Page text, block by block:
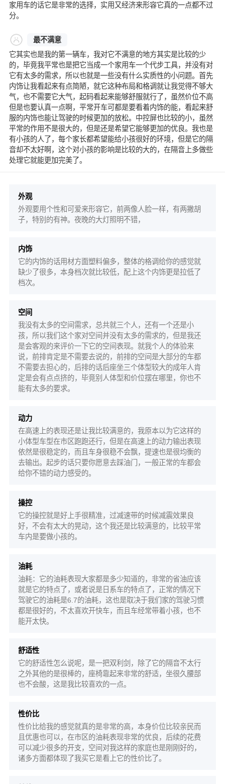
家用车的话它是非常的选择，实用又经济来形容它真的一点都不过
分。
最不满意
它其实也是我的第一辆车，我对它不满意的地方其实是比较的少
的，毕竟我平常也是把它当成一个家用车一个代步工具，并没有对
它有太多的需求，所以也就是一些没有什么实质性的小问题。首先
内饰让我看起来有点简陋，就它这种布局和格调就让我觉得不够大
气，也不需要它大气，起码看起来能够舒服就行了，虽然价位不高
但是也要认真一点啊，平常开车可都是要看着内饰的能，看起来舒
服的内饰也能让驾驶的时候更加的放松。中控屏也比较的小，虽然
平常的作用不是很大的，但是还是希望它能够更加的优良。我也是
有小孩的人了，每个家长都希望能给小孩很好的环境，但是它的隔
音却不太好啊，这个对小孩的影响是比较的大的，在隔音上多做些
处理它就能更加完美了。
外观
外观要用个性和可爱来形容它，前两像人脸一样，有两撇胡
子，特别的有神。夜晚的大灯照明不错，
内饰
它的内饰的话用材方面塑料偏多，整体的格调给你的感觉就
缺少了很多，本身档次就比较低，配上这个内饰更是拉低了
档次。
空间
我没有太多的空间需求，总共就三个人，还有一个还是小
孩，所以我们这个家对空间并没有太多的需求的，但是我还
是会客观的来评价一下它的空间表现。就我个人的体验来
说，前排肯定是不需要去说的，前排的空间是大部分的车都
不需要去担心的，后排的话后座坐三个体型较大的成年人肯
定是会有点点挤的，毕竟别人体型和价位摆在哪里，你也不
能有太多的要求。
动力
在高速上的表现还是让我比较满意的，我原本以为它这样的
小体型车型在市区跑跑还行，但是在高速上的动力输出表现
依然是很稳定的，而且车身很稳不会飘，提速也是很均衡的
去输出。起步的话只要你愿意去踩油门，一般正常的车都会
给你不错的动力感受的。
操控
它的操控就是好上手很精准，过减速带的时候减震效果良
好，不会有太大的晃动，这个我还是比较满意的，比较平常
车内是要做小孩的。
油耗
油耗：它的油耗表现大家都是多少知道的，非常的省油应该
就是它的特点了，或者说是日系车的特点了，正常的情况下
驾驶它的油耗是6.7的油耗，这也是取决于我们家的驾驶习惯
都是很好的，不太喜欢开快车，而且车经常带着小孩，也不
能开太快。
舒适性
它的舒适性怎么说呢，是一把双利剑，除了它的隔音不太行
之外其他的是很棒的，座椅靠起来非常的舒适，坐很久腰部
也不会酸，这是我比较喜欢的一点。
性价比
性价比给我的感觉就真的是非常的高，本身价位比较亲民而
且优惠也可以，在市区的油耗表现非常的优良，后续的花费
可以减少很多的开支，空间对我这样的家庭也是刚刚好的，
诸多方面都体现了我买它是看上它的性价比了。